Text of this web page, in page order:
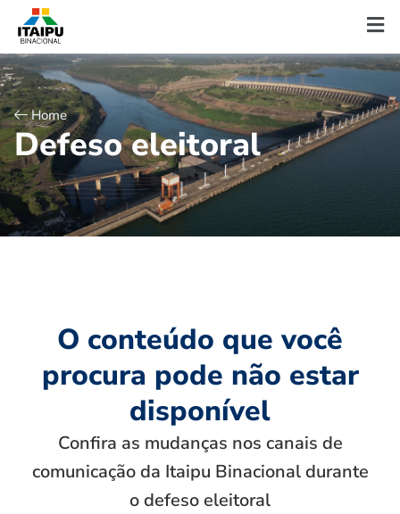
Home
Defeso eleitoral
O conteúdo que você
procura pode não estar
disponível
Confira as mudanças nos canais de
comunicação da Itaipu Binacional durante
o defeso eleitoral